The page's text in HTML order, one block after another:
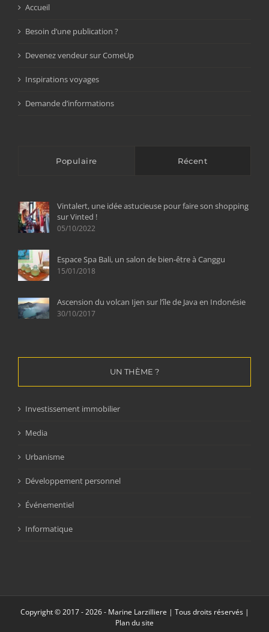
Accueil
Besoin d’une publication ?
Devenez vendeur sur ComeUp
Inspirations voyages
Demande d’informations
Populaire Récent
Vintalert, une idée astucieuse pour faire son shopping
sur Vinted !
05/10/2022
Espace Spa Bali, un salon de bien-être à Canggu
15/01/2018
Ascension du volcan Ijen sur l’île de Java en Indonésie
30/10/2017
UN THÈME ?
Investissement immobilier
Media
Urbanisme
Développement personnel
Événementiel
Informatique
Copyright © 2017 -2026 - Marine Larzilliere | Tous droits réservés |
Plan du site